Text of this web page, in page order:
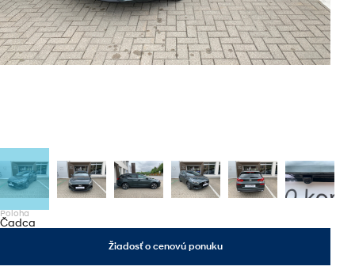
Poloha
Čadca
Žiadosť o cenovú ponuku